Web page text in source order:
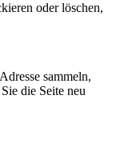
oder löschen,
sammeln,
die Seite neu